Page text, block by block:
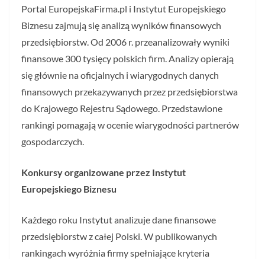
Portal EuropejskaFirma.pl i Instytut Europejskiego
Biznesu zajmują się analizą wyników finansowych
przedsiębiorstw. Od 2006 r. przeanalizowały wyniki
finansowe 300 tysięcy polskich firm. Analizy opierają
się głównie na oficjalnych i wiarygodnych danych
finansowych przekazywanych przez przedsiębiorstwa
do Krajowego Rejestru Sądowego. Przedstawione
rankingi pomagają w ocenie wiarygodności partnerów
gospodarczych.
Konkursy organizowane przez Instytut
Europejskiego Biznesu
Każdego roku Instytut analizuje dane finansowe
przedsiębiorstw z całej Polski. W publikowanych
rankingach wyróżnia firmy spełniające kryteria